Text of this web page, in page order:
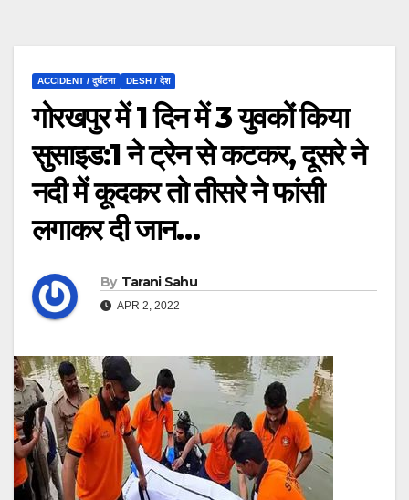
ACCIDENT / दुर्घटना DESH / देश
गोरखपुर में 1 दिन में 3 युवकों किया
सुसाइड:1 ने ट्रेन से कटकर, दूसरे ने
नदी में कूदकर तो तीसरे ने फांसी
लगाकर दी जान…
By Tarani Sahu
APR 2, 2022